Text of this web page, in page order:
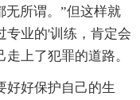
无所谓。”但这样就
专业的'训练，肯定会
上了犯罪的道路。
好好保护自己的生